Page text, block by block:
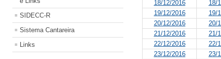
SIDECC-R
Sistema Cantareira
Links
18/12/2016
18/
19/12/2016
19/
20/12/2016
20/
21/12/2016
21/
22/12/2016
22/
23/12/2016
23/